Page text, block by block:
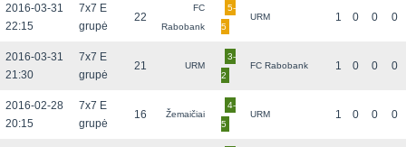
2016-03-31
22:15
7x7 E
grupė
22
FC
Rabobank
5-
5
URM 1 0 0 0
2016-03-31
21:30
7x7 E
grupė
21 URM
3-
2
FC Rabobank 1 0 0 0
2016-02-28
20:15
7x7 E
grupė
16 Žemaičiai
4-
5
URM 1 0 0 0